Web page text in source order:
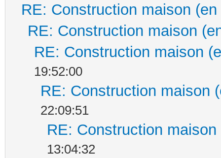
RE: Construction maison
RE: Construction maison
RE: Construction maison
19:52:00
RE: Construction maison
22:09:51
RE: Construction
13:04:32